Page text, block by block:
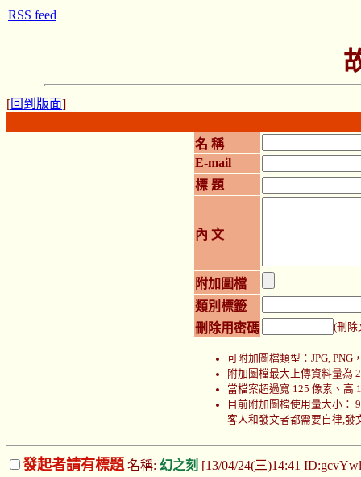
[回到版面]
名 稱
E-mail
標 題
內 文
附加圖檔
類別標籤
刪除用密碼
(刪除
可附加圖檔類型：JPG, PNG
附加圖檔最大上傳資料量為
當檔案超過寬 125 像素、高
目前附加圖檔使用量大小：
客人和發文者都需要自律,發
發起者請有標題 名稱: 幻之刻 [13/04/24(三)14:41
RSS feed